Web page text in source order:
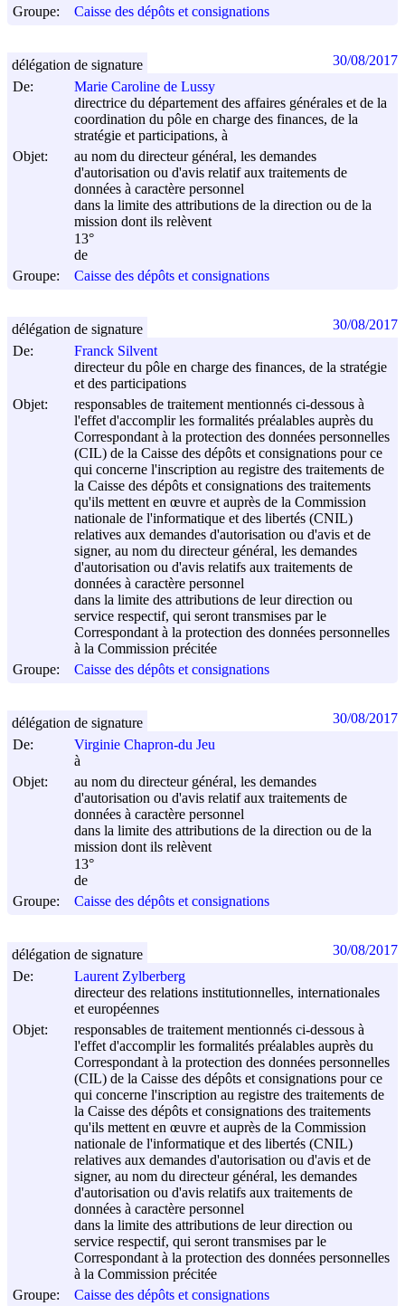
Groupe:
Caisse des dépôts et consignations
De:
Marie Caroline de Lussy
directrice du département des affaires générales et de la
coordination du pôle en charge des finances, de la
stratégie et participations, à
Objet:
au nom du directeur général, les demandes
d'autorisation ou d'avis relatif aux traitements de
données à caractère personnel
dans la limite des attributions de la direction ou de la
mission dont ils relèvent
13°
de
Groupe:
Caisse des dépôts et consignations
délégation de signature 30/08/2017
De:
Franck Silvent
directeur du pôle en charge des finances, de la stratégie
et des participations
Objet:
responsables de traitement mentionnés ci-dessous à
l'effet d'accomplir les formalités préalables auprès du
Correspondant à la protection des données personnelles
(CIL) de la Caisse des dépôts et consignations pour ce
qui concerne l'inscription au registre des traitements de
la Caisse des dépôts et consignations des traitements
qu'ils mettent en œuvre et auprès de la Commission
nationale de l'informatique et des libertés (CNIL)
relatives aux demandes d'autorisation ou d'avis et de
signer, au nom du directeur général, les demandes
d'autorisation ou d'avis relatifs aux traitements de
données à caractère personnel
dans la limite des attributions de leur direction ou
service respectif, qui seront transmises par le
Correspondant à la protection des données personnelles
à la Commission précitée
Groupe:
Caisse des dépôts et consignations
délégation de signature 30/08/2017
De:
Virginie Chapron-du Jeu
à
Objet:
au nom du directeur général, les demandes
d'autorisation ou d'avis relatif aux traitements de
données à caractère personnel
dans la limite des attributions de la direction ou de la
mission dont ils relèvent
13°
de
Groupe:
Caisse des dépôts et consignations
délégation de signature 30/08/2017
De:
Laurent Zylberberg
directeur des relations institutionnelles, internationales
et européennes
Objet:
responsables de traitement mentionnés ci-dessous à
l'effet d'accomplir les formalités préalables auprès du
Correspondant à la protection des données personnelles
(CIL) de la Caisse des dépôts et consignations pour ce
qui concerne l'inscription au registre des traitements de
la Caisse des dépôts et consignations des traitements
qu'ils mettent en œuvre et auprès de la Commission
nationale de l'informatique et des libertés (CNIL)
relatives aux demandes d'autorisation ou d'avis et de
signer, au nom du directeur général, les demandes
d'autorisation ou d'avis relatifs aux traitements de
données à caractère personnel
dans la limite des attributions de leur direction ou
service respectif, qui seront transmises par le
Correspondant à la protection des données personnelles
à la Commission précitée
Groupe:
Caisse des dépôts et consignations
délégation de signature 30/08/2017